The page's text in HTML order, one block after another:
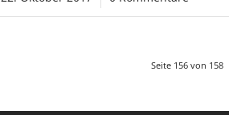
Seite 156 von 158